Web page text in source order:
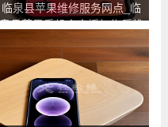
临泉县苹果维修服务网点_临
泉县苹果手机官方授权售后维